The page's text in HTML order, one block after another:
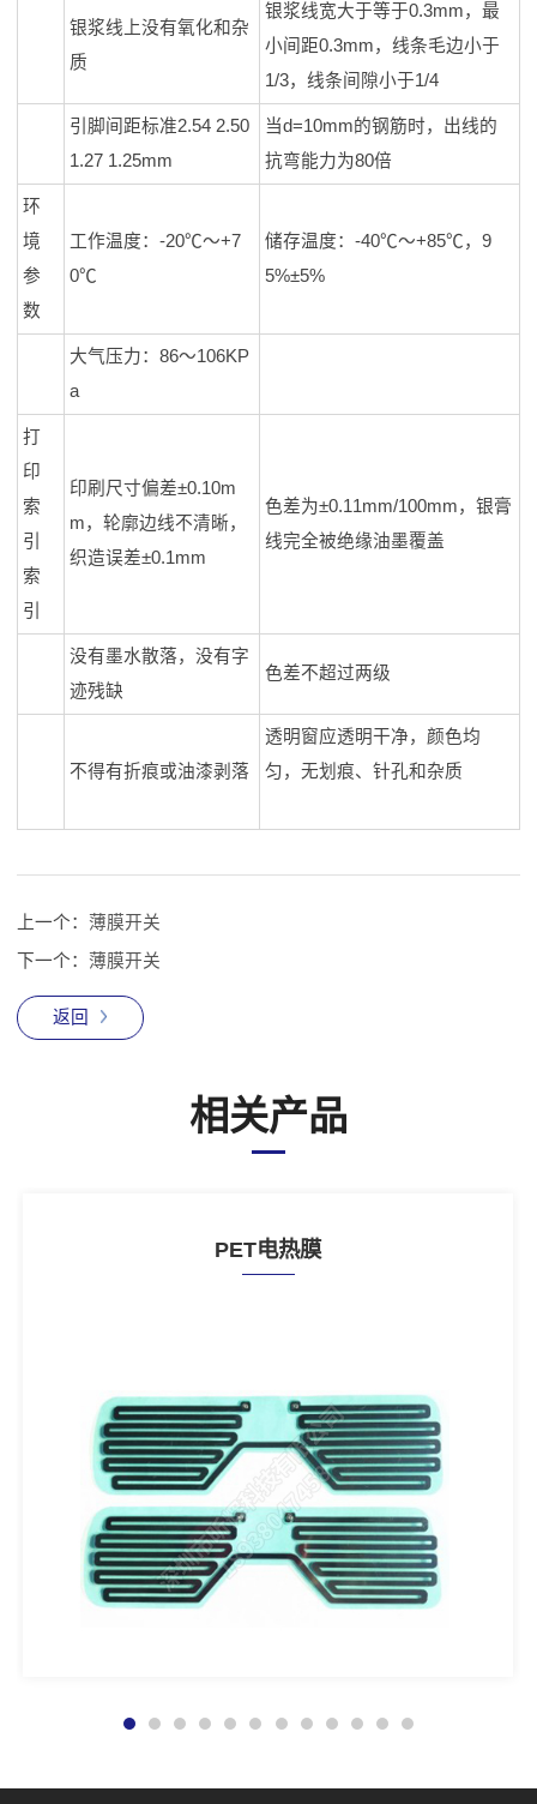
银浆线上没有氧化和杂
质
银浆线宽大于等于0.3mm，最
小间距0.3mm，线条毛边小于
1/3，线条间隙小于1/4
引脚间距标准2.54 2.50
1.27 1.25mm
当d=10mm的钢筋时，出线的
抗弯能力为80倍
环
境
参
数
工作温度：-20℃～+7
0℃
储存温度：-40℃～+85℃，9
5%±5%
大气压力：86～106KP
a
打
印
索
引
索
引
印刷尺寸偏差±0.10m
m，轮廓边线不清晰，
织造误差±0.1mm
色差为±0.11mm/100mm，银膏
线完全被绝缘油墨覆盖
没有墨水散落，没有字
迹残缺
色差不超过两级
不得有折痕或油漆剥落
透明窗应透明干净，颜色均
匀，无划痕、针孔和杂质
上一个： 薄膜开关
下一个： 薄膜开关
返回
相关产品
PET电热膜